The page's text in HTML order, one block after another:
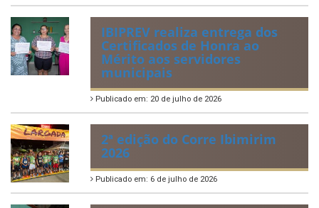
IBIPREV realiza entrega dos
Certificados de Honra ao
Mérito aos servidores
municipais
Publicado em: 20 de julho de 2026
2ª edição do Corre Ibimirim
2026
Publicado em: 6 de julho de 2026